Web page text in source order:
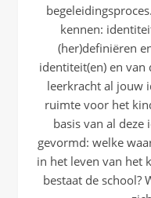
kennen:
(her)definiëren
identiteit(en) en van
leerkracht al jouw
ruimte voor het
basis van al
gevormd: welke
in het leven van het
bestaat de school?